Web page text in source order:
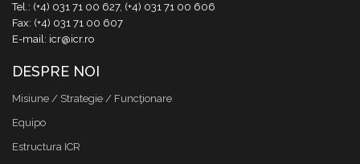
Tel.: (+4) 031 71 00 627, (+4) 031 71 00 606
Fax: (+4) 031 71 00 607
E-mail: icr@icr.ro
DESPRE NOI
Misiune / Strategie / Funcţionare
Equipo
Estructura ICR